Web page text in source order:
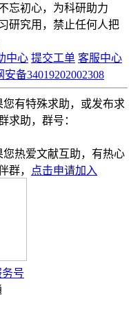
忘初心，为科研助力
研究用，禁止任何人把
中心 提交工单 客服中心
安备34019202002308
有特殊求助，或发布求
求助，群号：
热爱文献互助，有热心
群，
点击申请加入
号